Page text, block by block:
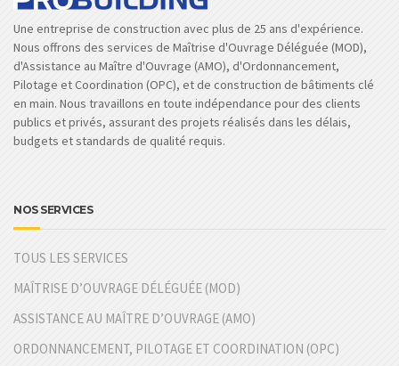
Une entreprise de construction avec plus de 25 ans d'expérience.
Nous offrons des services de Maîtrise d'Ouvrage Déléguée (MOD),
d'Assistance au Maître d'Ouvrage (AMO), d'Ordonnancement,
Pilotage et Coordination (OPC), et de construction de bâtiments clé
en main. Nous travaillons en toute indépendance pour des clients
publics et privés, assurant des projets réalisés dans les délais,
budgets et standards de qualité requis.
NOS SERVICES
TOUS LES SERVICES
MAÎTRISE D’OUVRAGE DÉLÉGUÉE (MOD)
ASSISTANCE AU MAÎTRE D’OUVRAGE (AMO)
ORDONNANCEMENT, PILOTAGE ET COORDINATION (OPC)